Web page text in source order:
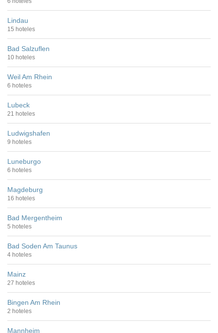
Lindau
15 hoteles
Bad Salzuflen
10 hoteles
Weil Am Rhein
6 hoteles
Lubeck
21 hoteles
Ludwigshafen
9 hoteles
Luneburgo
6 hoteles
Magdeburg
16 hoteles
Bad Mergentheim
5 hoteles
Bad Soden Am Taunus
4 hoteles
Mainz
27 hoteles
Bingen Am Rhein
2 hoteles
Mannheim